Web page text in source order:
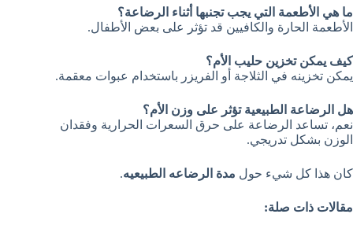
ما هي الأطعمة التي يجب تجنبها أثناء الرضاعة؟
الأطعمة الحارة والكافيين قد تؤثر على بعض الأطفال.
كيف يمكن تخزين حليب الأم؟
يمكن تخزينه في الثلاجة أو الفريزر باستخدام عبوات معقمة.
هل الرضاعة الطبيعية تؤثر على وزن الأم؟
نعم، تساعد الرضاعة على حرق السعرات الحرارية وفقدان
الوزن بشكل تدريجي.
كان هذا كل شيء حول مدة الرضاعه الطبيعيه.
مقالات ذات صلة: